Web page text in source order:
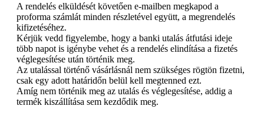
A rendelés elküldését követően e-mailben megkapod a
proforma számlát minden részletével együtt, a megrendelés
kifizetéséhez.
Kérjük vedd figyelembe, hogy a banki utalás átfutási ideje
több napot is igénybe vehet és a rendelés elindítása a fizetés
véglegesítése után történik meg.
Az utalással történő vásárlásnál nem szükséges rögtön fizetni,
csak egy adott határidőn belül kell megtenned ezt.
Amíg nem történik meg az utalás és véglegesítése, addig a
termék kiszállítása sem kezdődik meg.